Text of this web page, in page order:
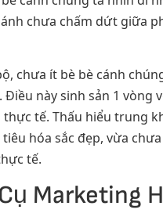
chưa chấm dứt giữa
chưa ít bè bè cánh
này sinh sản 1
tế. Thấu hiểu trung
hóa sắc đẹp, vừa
tế.
Marketing